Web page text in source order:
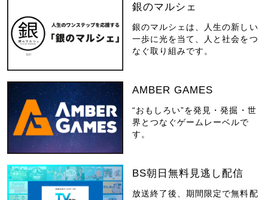
銀のマルシェ
銀のマルシェは、人生の新しい
一歩に光を当て、人と社会をつ
なぐ取り組みです。
AMBER GAMES
“おもしろい”を発見・発掘・世
界とつなぐゲームレーベルで
す。
BS朝日無料見逃し配信
放送終了後、期間限定で無料配